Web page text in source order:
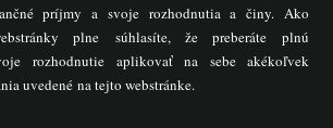
príjmy a svoje rozhodnutia a činy. Ako
plne súhlasíte, že preberáte plnú
rozhodnutie aplikovať na sebe akékoľvek
uvedené na tejto webstránke.